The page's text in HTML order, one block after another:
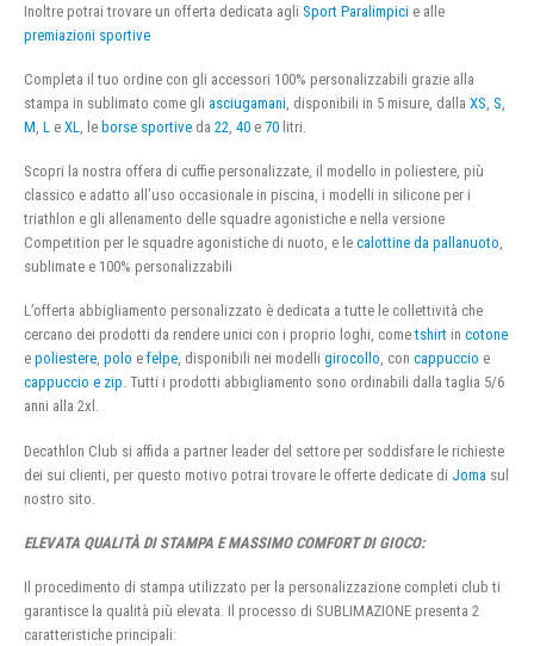
Inoltre potrai trovare un offerta dedicata agli Sport Paralimpici e alle
premiazioni sportive
Completa il tuo ordine con gli accessori 100% personalizzabili grazie alla
stampa in sublimato come gli asciugamani , disponibili in 5 misure, dalla XS S
M L e XL , le borse sportive da 22 40 e 70 litri.
Scopri la nostra offera di cuffie personalizzate, il modello in poliestere, più
classico e adatto all’uso occasionale in piscina, i modelli in silicone per i
triathlon e gli allenamento delle squadre agonistiche e nella versione
Competition per le squadre agonistiche di nuoto, e le calottine da pallanuoto,
sublimate e 100% personalizzabili
L’offerta abbigliamento personalizzato è dedicata a tutte le collettività che
cercano dei prodotti da rendere unici con i proprio loghi, cometshirt in cotone
e poliestere, polo e felpe, disponibili nei modelli girocollo, con cappuccio e
cappuccio e zip. Tutti i prodotti abbigliamento sono ordinabili dalla taglia 5/6
anni alla 2xl.
Decathlon Club si affida a partner leader del settore per soddisfare le richieste
dei sui clienti, per questo motivo potrai trovare le offerte dedicate di Joma sul
nostro sito.
ELEVATA QUALITÀ DI STAMPA E MASSIMO COMFORT DI GIOCO:
Il procedimento di stampa utilizzato per la personalizzazione completi club ti
garantisce la qualità più elevata. Il processo di SUBLIMAZIONE presenta 2
caratteristiche principali: